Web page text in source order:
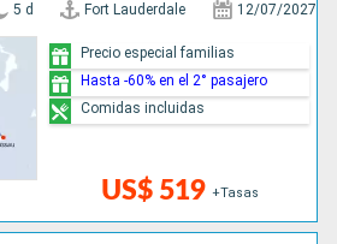
5 d Fort Lauderdale 12/07/2027
US$ 519 +Tasas
Precio especial familias
Hasta -60% en el 2° pasajero
Comidas incluidas